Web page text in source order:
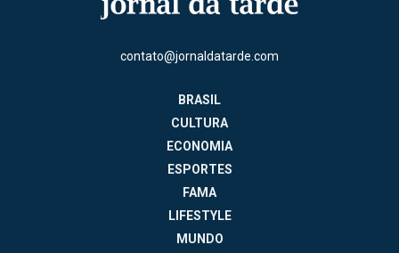
contato@jornaldatarde.com
BRASIL
CULTURA
ECONOMIA
ESPORTES
FAMA
LIFESTYLE
MUNDO